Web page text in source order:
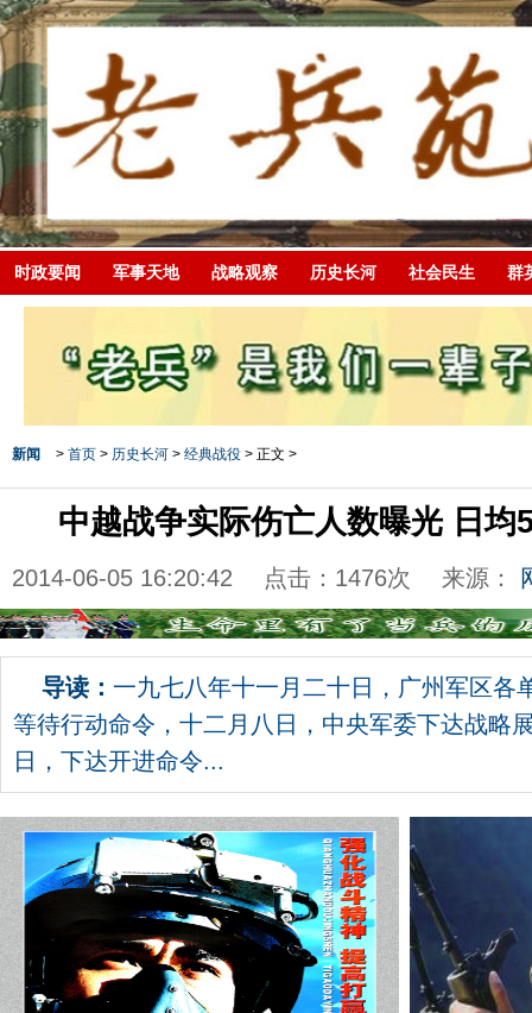
时政要闻 军事天地 战略观察 历史长河 社会民生 群
新闻 > 首页 > 历史长河 > 经典战役 > 正文 >
中越战争实际伤亡人数曝光 日均
2014-06-05 16:20:42 点击： 1476次 来源：
导读： 一九七八年十一月二十日，广州军区各
等待行动命令，十二月八日，中央军委下达战略
日，下达开进命令...